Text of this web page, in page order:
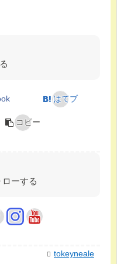
はてブ
コピー
ーする
tokeyneale